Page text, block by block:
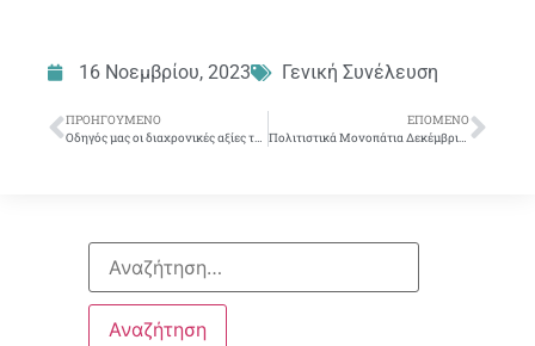
16 Νοεμβρίου, 2023 Γενική Συνέλευση
ΠΡΟΗΓΟΎΜΕΝΟ
Οδηγός μας οι διαχρονικές αξίες της εξέγερσης του Πολυτεχνείου
ΕΠΌΜΕΝΟ
Πολιτιστικά Μονοπάτια Δεκέμβριος 2023